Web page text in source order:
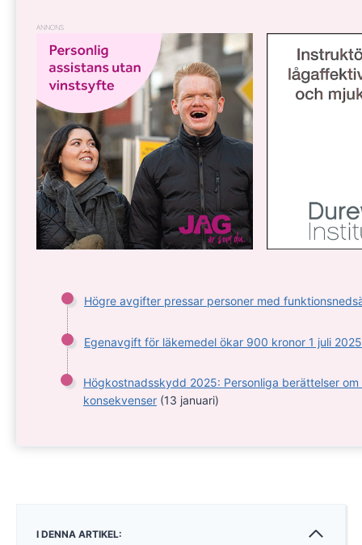
ANNONS
Högre avgifter pressar personer med
Egenavgift för läkemedel ökar 900 kronor 1 juli
Högkostnadsskydd 2025: Personliga berättelser
konsekvenser (13 januari)
I DENNA ARTIKEL: